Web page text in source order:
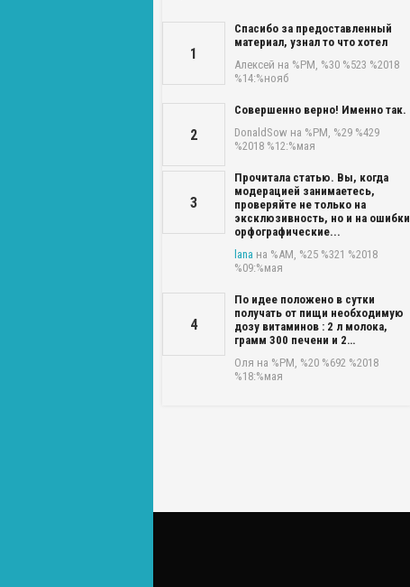
1
Спасибо за предоставленный
материал, узнал то что хотел
Алексей на %PM, %30 %523 %2018
%14:%нояб
2
Совершенно верно! Именно так.
DonaldSow на %PM, %29 %429
%2018 %12:%мая
3
Прочитала статью. Вы, когда
модерацией занимаетесь,
проверяйте не только на
эксклюзивность, но и на ошибки
орфографические...
lana на %AM, %25 %321 %2018
%09:%мая
4
По идее положено в сутки
получать от пищи необходимую
дозу витаминов : 2 л молока,
грамм 300 печени и 2…
Оля на %PM, %20 %692 %2018
%18:%мая